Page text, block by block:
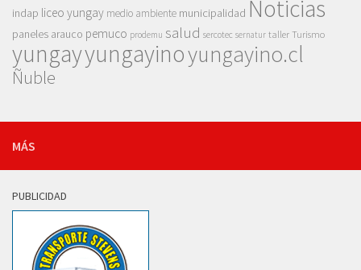
indap liceo yungay medio ambiente municipalidad Noticias
paneles arauco pemuco prodemu salud sercotec sernatur taller Turismo
yungayyungayinoyungayino.cl
Ñuble
MÁS
PUBLICIDAD